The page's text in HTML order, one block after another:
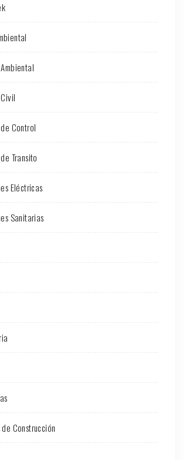
Control
Transito
Eléctricas
Sanitarias
Construcción